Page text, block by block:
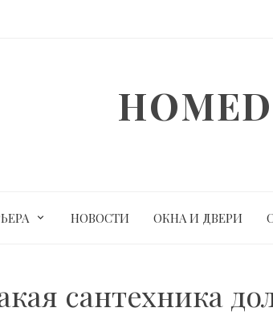
НОВОСТИ ОКНА И ДВЕРИ
сантехника